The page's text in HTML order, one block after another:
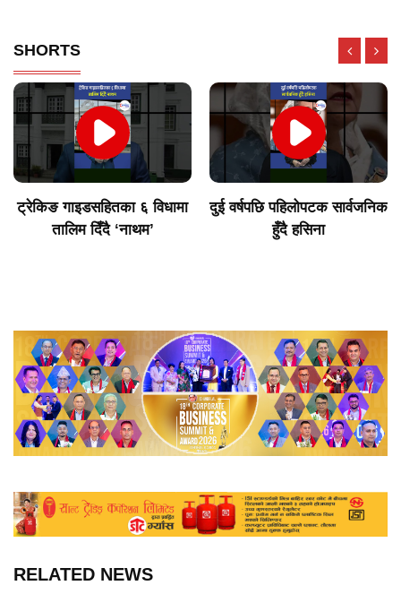
SHORTS
ट्रेकिङ गाइडसहितका ६ विधामा
तालिम दिँदै ‘नाथम’
दुई वर्षपछि पहिलोपटक सार्वजनिक
हुँदै हसिना
RELATED NEWS